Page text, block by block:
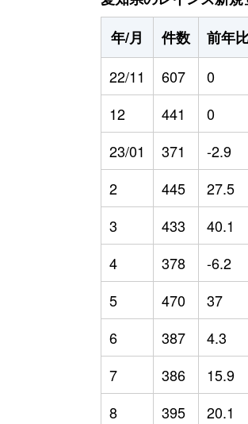
年/月
件数 前年
22/11
607 0
12
441 0
23/01
371 -2.9
2
445 27.5
3
433 40.1
4
378 -6.2
5
470 37
6
387 4.3
7
386 15.9
8
395 20.1